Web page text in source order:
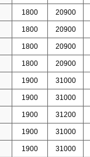
1800 20900
1800 20900
1800 20900
1800 20900
1900 31000
1900 31000
1900 31200
1900 31000
1900 31000